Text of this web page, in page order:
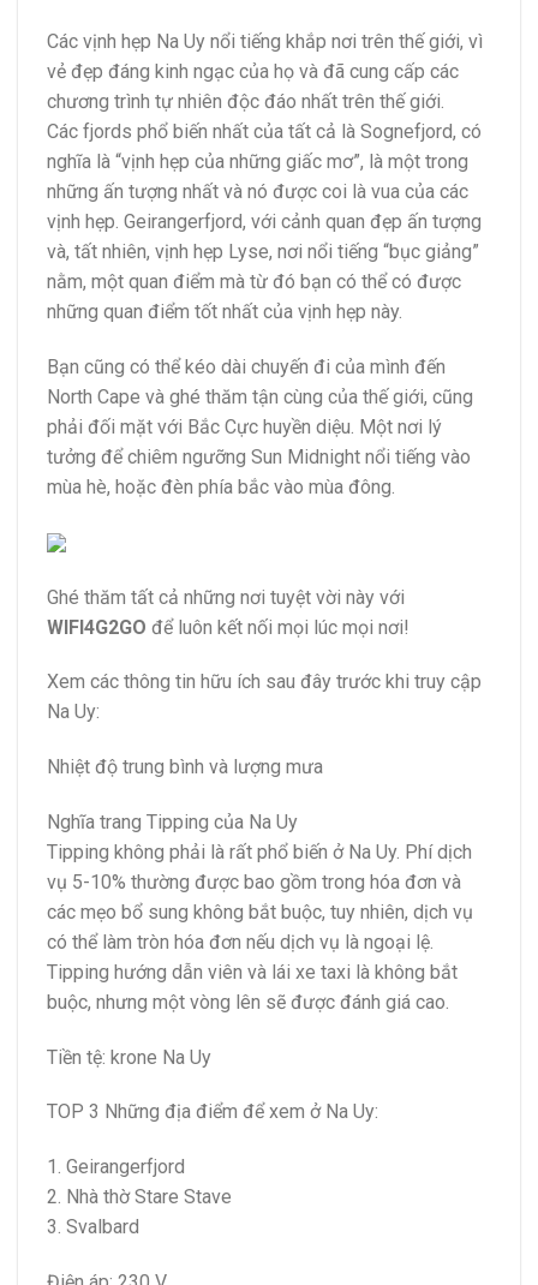
Các vịnh hẹp Na Uy nổi tiếng khắp nơi trên thế giới, vì
vẻ đẹp đáng kinh ngạc của họ và đã cung cấp các
chương trình tự nhiên độc đáo nhất trên thế giới.
Các fjords phổ biến nhất của tất cả là Sognefjord, có
nghĩa là “vịnh hẹp của những giấc mơ”, là một trong
những ấn tượng nhất và nó được coi là vua của các
vịnh hẹp. Geirangerfjord, với cảnh quan đẹp ấn tượng
và, tất nhiên, vịnh hẹp Lyse, nơi nổi tiếng “bục giảng”
nằm, một quan điểm mà từ đó bạn có thể có được
những quan điểm tốt nhất của vịnh hẹp này.
Bạn cũng có thể kéo dài chuyến đi của mình đến
North Cape và ghé thăm tận cùng của thế giới, cũng
phải đối mặt với Bắc Cực huyền diệu. Một nơi lý
tưởng để chiêm ngưỡng Sun Midnight nổi tiếng vào
mùa hè, hoặc đèn phía bắc vào mùa đông.
Ghé thăm tất cả những nơi tuyệt vời này với
WIFI4G2GO để luôn kết nối mọi lúc mọi nơi!
Xem các thông tin hữu ích sau đây trước khi truy cập
Na Uy:
Nhiệt độ trung bình và lượng mưa
Nghĩa trang Tipping của Na Uy
Tipping không phải là rất phổ biến ở Na Uy. Phí dịch
vụ 5-10% thường được bao gồm trong hóa đơn và
các mẹo bổ sung không bắt buộc, tuy nhiên, dịch vụ
có thể làm tròn hóa đơn nếu dịch vụ là ngoại lệ.
Tipping hướng dẫn viên và lái xe taxi là không bắt
buộc, nhưng một vòng lên sẽ được đánh giá cao.
Tiền tệ: krone Na Uy
TOP 3 Những địa điểm để xem ở Na Uy:
1. Geirangerfjord
2. Nhà thờ Stare Stave
3. Svalbard